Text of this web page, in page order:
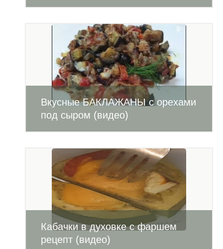
Вкусные БАКЛАЖАНЫ с орехами
под сыром (видео)
Кабачки в духовке с фаршем
рецепт (видео)